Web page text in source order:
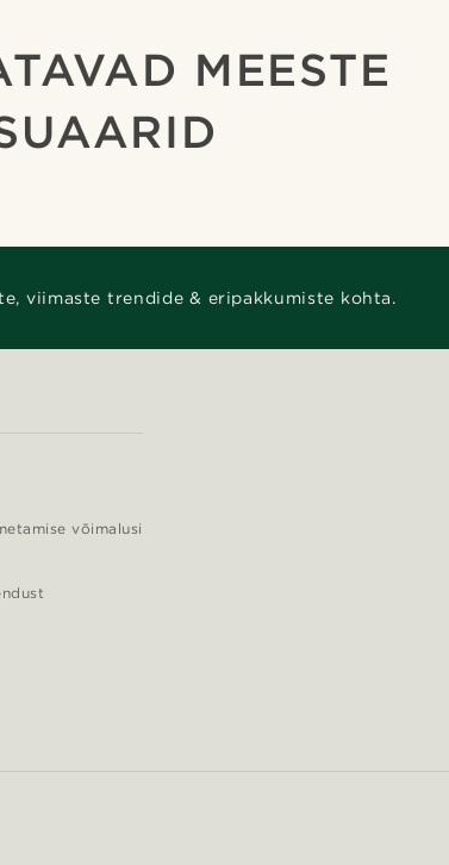
MEESTE
viimaste trendide & eripakkumiste kohta.
võimalusi